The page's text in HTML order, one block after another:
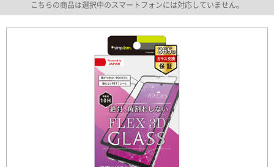
こちらの商品は選択中のスマートフォンには対応していません。